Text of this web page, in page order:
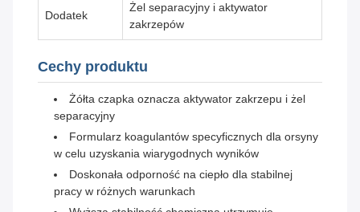
Dodatek
Żel separacyjny i aktywator
zakrzepów
Cechy produktu
Żółta czapka oznacza aktywator zakrzepu i żel
separacyjny
Formularz koagulantów specyficznych dla orsyny
w celu uzyskania wiarygodnych wyników
Doskonała odporność na ciepło dla stabilnej
pracy w różnych warunkach